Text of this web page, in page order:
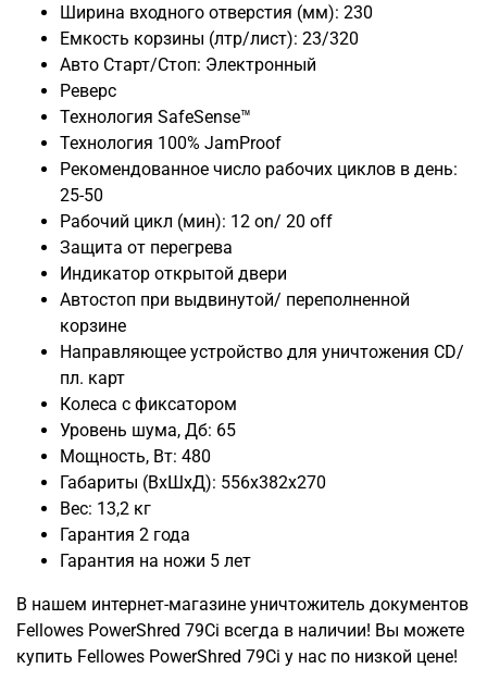
Ширина входного отверстия (мм): 230
Емкость корзины (лтр/лист): 23/320
Авто Старт/Стоп: Электронный
Реверс
Технология SafeSense™
Технология 100% JamProof
Рекомендованное число рабочих циклов в день:
25-50
Рабочий цикл (мин): 12 on/ 20 off
Защита от перегрева
Индикатор открытой двери
Автостоп при выдвинутой/ переполненной
корзине
Направляющее устройство для уничтожения CD/
пл. карт
Колеса с фиксатором
Уровень шума, Дб: 65
Мощность, Вт: 480
Габариты (ВxШxД): 556x382x270
Вес: 13,2 кг
Гарантия 2 года
Гарантия на ножи 5 лет
В нашем интернет-магазине уничтожитель документов
Fellowes PowerShred 79Ci всегда в наличии! Вы можете
купить Fellowes PowerShred 79Ci у нас по низкой цене!